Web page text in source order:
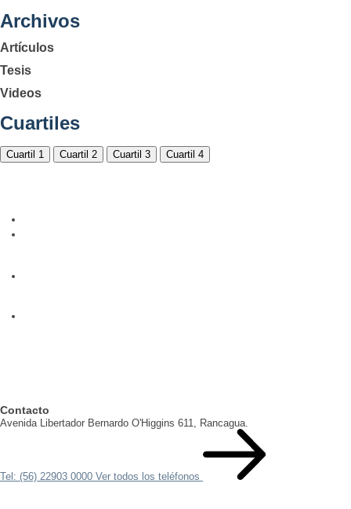
Archivos
Artículos
Tesis
Videos
Cuartiles
Cuartil 1 Cuartil 2 Cuartil 3 Cuartil 4
Contacto
Avenida Libertador Bernardo O'Higgins 611, Rancagua.
Tel: (56) 22903 0000 Ver todos los teléfonos